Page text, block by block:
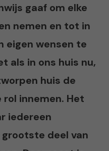
gaaf om elke
nemen en tot in
eigen wensen te
als in ons huis nu,
huis de
rol innemen. Het
iedereen
deel van